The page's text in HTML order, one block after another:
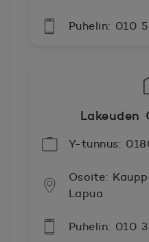
Puhelin: 010
Lakeuden
Y-tunnus:
Osoite:
Lapua
Puhelin: 010